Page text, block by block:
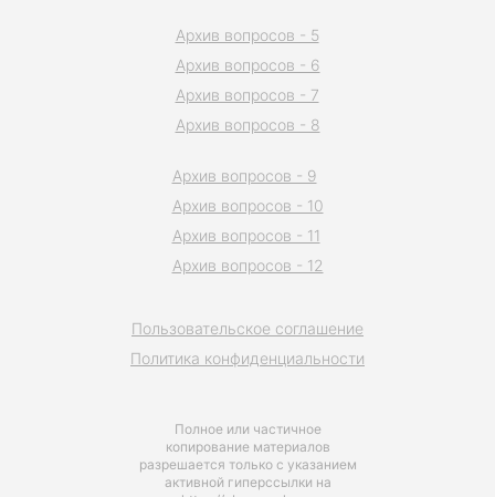
Полное или частичное
копирование материалов
разрешается только с указанием
активной гиперссылки на
Пользовательское соглашение
Политика конфиденциальности
Архив вопросов - 5
Архив вопросов - 6
Архив вопросов - 7
Архив вопросов - 8
Архив вопросов - 9
Архив вопросов - 10
Архив вопросов - 11
Архив вопросов - 12